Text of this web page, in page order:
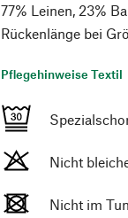
77% Leinen, 23%
Rückenlänge bei
Pflegehinweise Textil
Nicht
Nicht im